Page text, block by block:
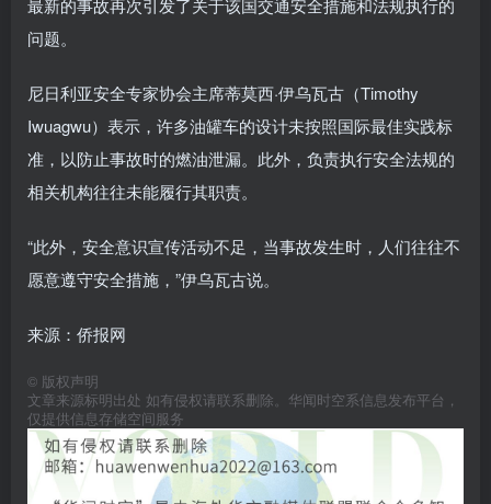
最新的事故再次引发了关于该国交通安全措施和法规执行的
问题。
尼日利亚安全专家协会主席蒂莫西·伊乌瓦古（Timothy
Iwuagwu）表示，许多油罐车的设计未按照国际最佳实践标
准，以防止事故时的燃油泄漏。此外，负责执行安全法规的
相关机构往往未能履行其职责。
“此外，安全意识宣传活动不足，当事故发生时，人们往往不
愿意遵守安全措施，”伊乌瓦古说。
来源：侨报网
© 版权声明
文章来源标明出处 如有侵权请联系删除。华闻时空系信息发布平台，
仅提供信息存储空间服务